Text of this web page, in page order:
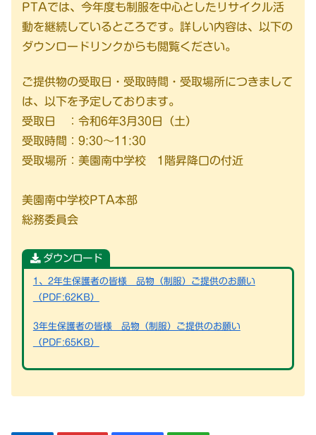
PTAでは、今年度も制服を中心としたリサイクル活
動を継続しているところです。詳しい内容は、以下の
ダウンロードリンクからも閲覧ください。
ご提供物の受取日・受取時間・受取場所につきまして
は、以下を予定しております。
受取日 ：令和6年3月30日（土）
受取時間：9:30～11:30
受取場所：美園南中学校 1階昇降口の付近
美園南中学校PTA本部
総務委員会
ダウンロード
1、2年生保護者の皆様 品物（制服）ご提供のお願い
（PDF:62KB）
3年生保護者の皆様 品物（制服）ご提供のお願い
（PDF:65KB）